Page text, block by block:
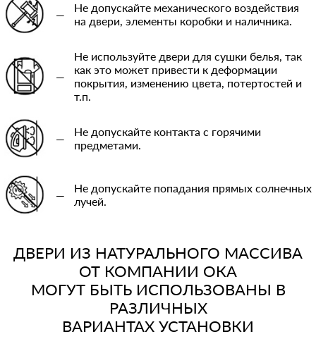
—
Не допускайте механического воздействия
на двери, элементы коробки и наличника.
—
Не используйте двери для сушки белья, так
как это может привести к деформации
покрытия, изменению цвета, потертостей и
т.п.
—
Не допускайте контакта с горячими
предметами.
—
Не допускайте попадания прямых солнечных
лучей.
ДВЕРИ ИЗ НАТУРАЛЬНОГО МАССИВА
ОТ КОМПАНИИ ОКА
МОГУТ БЫТЬ ИСПОЛЬЗОВАНЫ В
РАЗЛИЧНЫХ
ВАРИАНТАХ УСТАНОВКИ